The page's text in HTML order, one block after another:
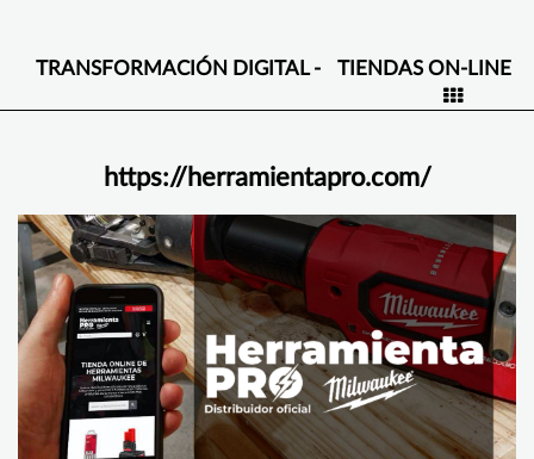
TRANSFORMACIÓN DIGITAL - TIENDAS ON-LINE
https://herramientapro.com/